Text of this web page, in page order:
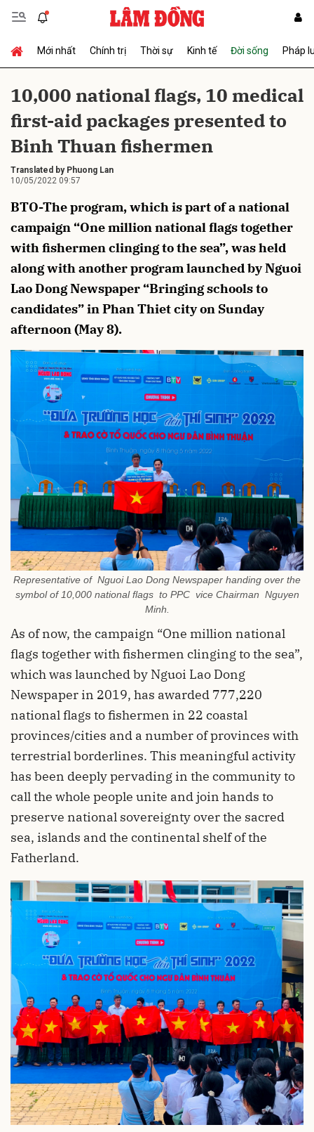
Mới nhất Chính trị Thời sự Kinh tế Đời sống Pháp
10,000 national flags, 10 medical
first-aid packages presented to
Binh Thuan fishermen
Translated by Phuong Lan
10/05/2022 09:57
BTO-The program, which is part of a national
campaign “One million national flags together
with fishermen clinging to the sea”, was held
along with another program launched by Nguoi
Lao Dong Newspaper “Bringing schools to
candidates” in Phan Thiet city on Sunday
afternoon (May 8).
Representative of Nguoi Lao Dong Newspaper handing over the
symbol of 10,000 national flags to PPC vice Chairman Nguyen
Minh.
As of now, the campaign “One million national
flags together with fishermen clinging to the sea”,
which was launched by Nguoi Lao Dong
Newspaper in 2019, has awarded 777,220
national flags to fishermen in 22 coastal
provinces/cities and a number of provinces with
terrestrial borderlines. This meaningful activity
has been deeply pervading in the community to
call the whole people unite and join hands to
preserve national sovereignty over the sacred
sea, islands and the continental shelf of the
Fatherland.
Gửi bình luận
Hủy Gửi